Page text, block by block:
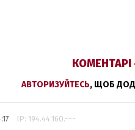
КОМЕНТАРІ
АВТОРИЗУЙТЕСЬ, ЩОБ
IP: 194.44.160.---